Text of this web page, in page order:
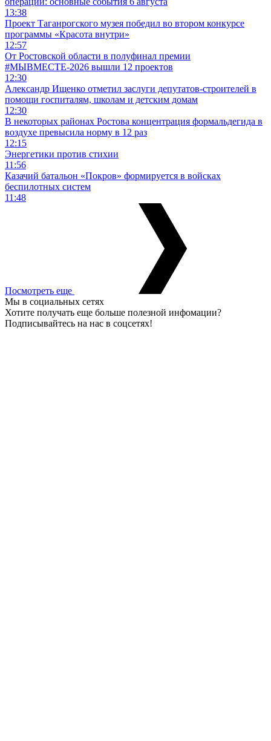
13:38
Проект Таганрогского музея победил во втором конкурсе
программы «Красота внутри»
12:57
От Ростовской области в полуфинал премии
#МЫВМЕСТЕ-2026 вышли 12 проектов
12:30
Александр Ищенко отметил заслуги депутатов-строителей в
помощи госпиталям, школам и детским домам
12:30
В некоторых районах Ростова концентрация формальдегида в
воздухе превысила норму в 12 раз
12:15
Энергетики против стихии
11:56
Казачий батальон «Покров» формируется в войсках
беспилотных систем
11:48
Посмотреть еще
Мы в социальных сетях
Хотите получать еще больше полезной инфомации?
Подписывайтесь на нас в соцсетях!